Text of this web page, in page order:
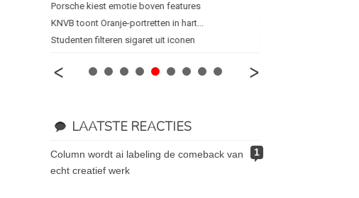
Porsche kiest emotie boven features
KNVB toont Oranje-portretten in hart...
Studenten filteren sigaret uit iconen
LAATSTE REACTIES
1
column wordt ai labeling de comeback van
echt creatief werk